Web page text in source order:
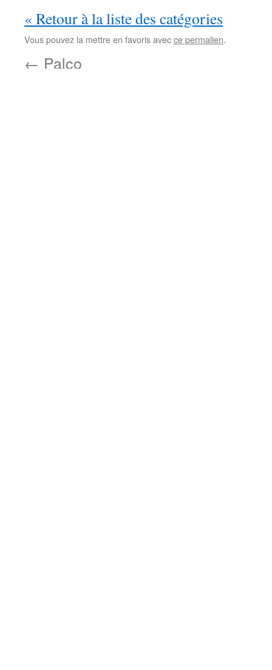
« Retour à la liste des catégories
Vous pouvez la mettre en favoris avecce permalien.
← Palco